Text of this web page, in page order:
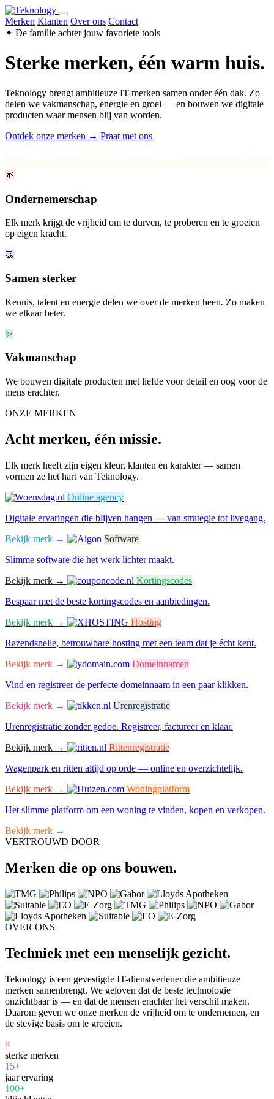
Merken Klanten Over ons Contact
✦ De familie achter jouw favoriete tools
Sterke merken, één warm huis.
Teknology brengt ambitieuze IT-merken samen onder één dak. Zo
delen we vakmanschap, energie en groei — en bouwen we digitale
producten waar mensen blij van worden.
Ontdek onze merken → Praat met ons
🌱
Ondernemerschap
Elk merk krijgt de vrijheid om te durven, te proberen en te groeien
op eigen kracht.
🤝
Samen sterker
Kennis, talent en energie delen we over de merken heen. Zo maken
we elkaar beter.
✨
Vakmanschap
We bouwen digitale producten met liefde voor detail en oog voor de
mens erachter.
ONZE MERKEN
Acht merken, één missie.
Elk merk heeft zijn eigen kleur, klanten en karakter — samen
vormen ze het hart van Teknology.
Online agency
Digitale ervaringen die blijven hangen — van strategie tot livegang.
Bekijk merk →
Software
Slimme software die het werk lichter maakt.
Bekijk merk →
Kortingscodes
Bespaar met de beste kortingscodes en aanbiedingen.
Bekijk merk →
Hosting
Razendsnelle, betrouwbare hosting met een team dat je écht kent.
Bekijk merk →
Domeinnamen
Vind en registreer de perfecte domeinnaam in een paar klikken.
Bekijk merk →
Urenregistratie
Urenregistratie zonder gedoe. Registreer, factureer en klaar.
Bekijk merk →
Rittenregistratie
Wagenpark en ritten altijd op orde — online en overzichtelijk.
Bekijk merk →
Woningplatform
Het slimme platform om een woning te vinden, kopen en verkopen.
Bekijk merk →
VERTROUWD DOOR
Merken die op ons bouwen.
OVER ONS
Techniek met een menselijk gezicht.
Teknology is een gevestigde IT-dienstverlener die ambitieuze
merken samenbrengt. We geloven dat de beste technologie
onzichtbaar is — en dat de mensen erachter het verschil maken.
Daarom geven we onze merken de vrijheid om te ondernemen, en
de stevige basis om te groeien.
8
sterke merken
15+
jaar ervaring
100+